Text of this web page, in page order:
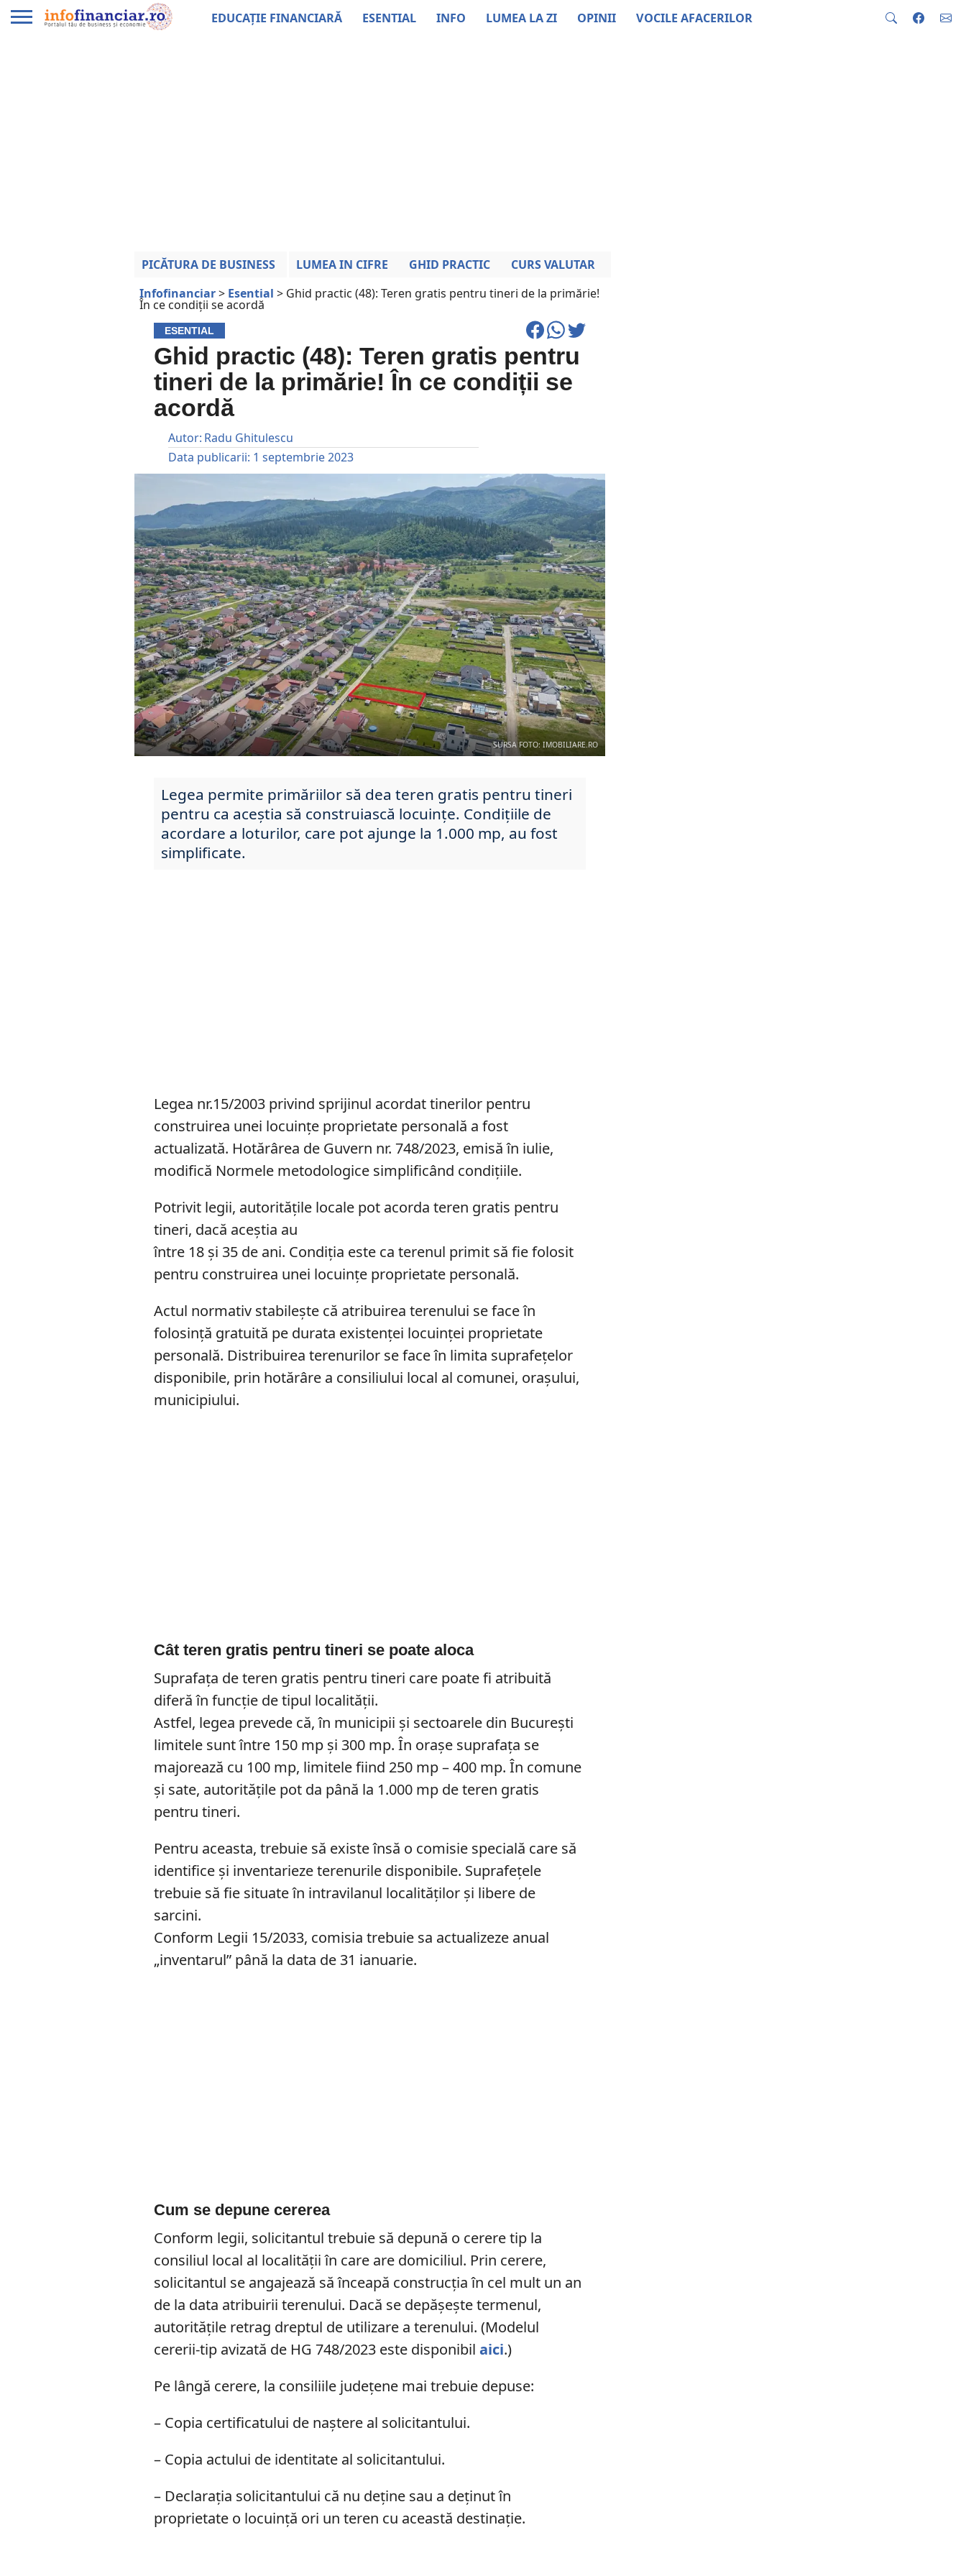
EDUCAȚIE FINANCIARĂ ESENTIAL INFO LUMEA LA ZI OPINII VOCILE AFACERILOR
PICĂTURA DE BUSINESS LUMEA IN CIFRE GHID PRACTIC
CURS VALUTAR
Infofinanciar> Esential > Ghid practic (48): Teren gratis pentru tineri de la primărie!
În ce condiții se acordă
ESENTIAL
Ghid practic (48): Teren gratis pentru
tineri de la primărie! În ce condiții se
acordă
Autor: Radu Ghitulescu
Data publicarii: 1 septembrie 2023
SURSA FOTO: IMOBILIARE.RO
Legea permite primăriilor să dea teren gratis pentru tineri
pentru ca aceștia să construiască locuințe. Condițiile de
acordare a loturilor, care pot ajunge la 1.000 mp, au fost
simplificate.
Legea nr.15/2003 privind sprijinul acordat tinerilor pentru
construirea unei locuințe proprietate personală a fost
actualizată. Hotărârea de Guvern nr. 748/2023, emisă în iulie,
modifică Normele metodologice simplificând condițiile.
Potrivit legii, autoritățile locale pot acorda teren gratis pentru
tineri, dacă aceștia au
între 18 și 35 de ani. Condiția este ca terenul primit să fie folosit
pentru construirea unei locuinţe proprietate personală.
Actul normativ stabilește că atribuirea terenului se face în
folosință gratuită pe durata existenței locuinței proprietate
personală. Distribuirea terenurilor se face în limita suprafețelor
disponibile, prin hotărâre a consiliului local al comunei, orașului,
municipiului.
Cât teren gratis pentru tineri se poate aloca
Suprafața de teren gratis pentru tineri care poate fi atribuită
diferă în funcție de tipul localității.
Astfel, legea prevede că, în municipii și sectoarele din București
limitele sunt între 150 mp și 300 mp. În orașe suprafața se
majorează cu 100 mp, limitele fiind 250 mp – 400 mp. În comune
și sate, autoritățile pot da până la 1.000 mp de teren gratis
pentru tineri.
Pentru aceasta, trebuie să existe însă o comisie specială care să
identifice și inventarieze terenurile disponibile. Suprafețele
trebuie să fie situate în intravilanul localităților și libere de
sarcini.
Conform Legii 15/2033, comisia trebuie sa actualizeze anual
„inventarul” până la data de 31 ianuarie.
Cum se depune cererea
Conform legii, solicitantul trebuie să depună o cerere tip la
consiliul local al localității în care are domiciliul. Prin cerere,
solicitantul se angajează să înceapă construcția în cel mult un an
de la data atribuirii terenului. Dacă se depășește termenul,
autoritățile retrag dreptul de utilizare a terenului. (Modelul
cererii-tip avizată de HG 748/2023 este disponibilaici.)
Pe lângă cerere, la consiliile județene mai trebuie depuse:
– Copia certificatului de naștere al solicitantului.
– Copia actului de identitate al solicitantului.
– Declarația solicitantului că nu deține sau a deținut în
proprietate o locuință ori un teren cu această destinație.